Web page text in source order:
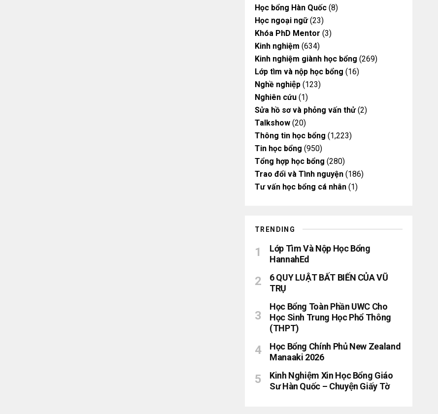
Học bổng Hàn Quốc (8)
Học ngoại ngữ(23)
Khóa PhD Mentor (3)
Kinh nghiệm (634)
Kinh nghiệm giành học bổng (269)
Lớp tìm và nộp học bổng (16)
Nghề nghiệp (123)
Nghiên cứu (1)
Sửa hồ sơ và phỏng vấn thử(2)
Talkshow (20)
Thông tin học bổng (1,223)
Tin học bổng (950)
Tổng hợp học bổng (280)
Trao đổi và Tình nguyện (186)
Tư vấn học bổng cá nhân (1)
TRENDING
Lớp Tìm Và Nộp Học Bổng
HannahEd
6 QUY LUẬT BẤT BIẾN CỦA VŨ
TRỤ
Học Bổng Toàn Phần UWC Cho
Học Sinh Trung Học Phổ Thông
(THPT)
Học Bổng Chính Phủ New Zealand
Manaaki 2026
Kinh Nghiệm Xin Học Bổng Giáo
Sư Hàn Quốc – Chuyện Giấy Tờ